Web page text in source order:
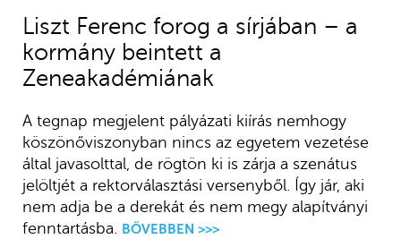
Liszt Ferenc forog a sírjában – a
kormány beintett a
Zeneakadémiának
A tegnap megjelent pályázati kiírás nemhogy
köszönőviszonyban nincs az egyetem vezetése
által javasolttal, de rögtön ki is zárja a szenátus
jelöltjét a rektorválasztási versenyből. Így jár, aki
nem adja be a derekát és nem megy alapítványi
fenntartásba. BŐVEBBEN >>>